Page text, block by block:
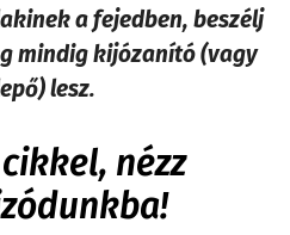
a fejedben, beszélj
mindig kijózanító (vagy
lesz.
nézz